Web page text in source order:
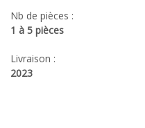
Nb de pièces :
1 à 5 pièces
Livraison :
2023